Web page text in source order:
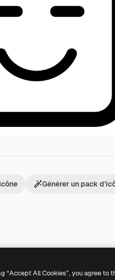
Générer un pack
“Accept All Cookies”, you agree